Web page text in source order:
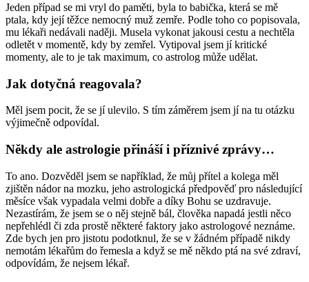
Jeden případ se mi vryl do paměti, byla to babička, která se mě
ptala, kdy její těžce nemocný muž zemře. Podle toho co popisovala,
mu lékaři nedávali naději. Musela vykonat jakousi cestu a nechtěla
odletět v momentě, kdy by zemřel. Vytipoval jsem jí kritické
momenty, ale to je tak maximum, co astrolog může udělat.
Jak dotyčná reagovala?
Měl jsem pocit, že se jí ulevilo. S tím záměrem jsem jí na tu otázku
výjimečně odpovídal.
Někdy ale astrologie přináší i příznivé zprávy…
To ano. Dozvěděl jsem se například, že můj přítel a kolega měl
zjištěn nádor na mozku, jeho astrologická předpověď pro následující
měsíce však vypadala velmi dobře a díky Bohu se uzdravuje.
Nezastírám, že jsem se o něj stejně bál, člověka napadá jestli něco
nepřehlédl či zda prostě některé faktory jako astrologové neznáme.
Zde bych jen pro jistotu podotknul, že se v žádném případě nikdy
nemotám lékařům do řemesla a když se mě někdo ptá na své zdraví,
odpovídám, že nejsem lékař.